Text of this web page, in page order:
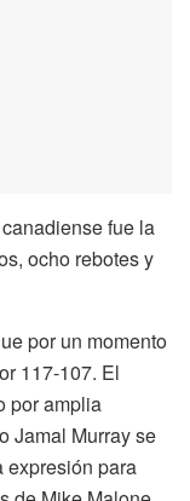
fue la
ocho rebotes y
por un momento
117-107. El
por amplia
Jamal Murray se
expresión para